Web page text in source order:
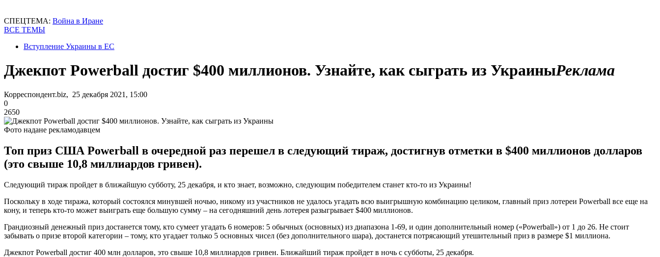
СПЕЦТЕМА: Война в Иране
ВСЕ ТЕМЫ
Вступление Украины в ЕС
Джекпот Powerball достиг $400 миллионов. Узнайте, как сыграть из УкраиныРеклама
Корреспондент.biz, 25 декабря 2021, 15:00
0
2650
Фото надане рекламодавцем
Топ приз США Powerball в очередной раз перешел в следующий тираж, достигнув отметки в $400 миллионов долларов
(это свыше 10,8 миллиардов гривен).
Следующий тираж пройдет в ближайшую субботу, 25 декабря, и кто знает, возможно, следующим победителем станет кто-то из Украины!
Поскольку в ходе тиража, который состоялся минувшей ночью, никому из участников не удалось угадать всю выигрышную комбинацию целиком, главный приз лотереи Powerball все еще на
кону, и теперь кто-то может выиграть еще большую сумму – на сегодняшний день лотерея разыгрывает $400 миллионов.
Грандиозный денежный приз достанется тому, кто сумеет угадать 6 номеров: 5 обычных (основных) из диапазона 1-69, и один дополнительный номер («Powerball») от 1 до 26. Не стоит
забывать о призе второй категории – тому, кто угадает только 5 основных чисел (без дополнительного шара), достанется потрясающий утешительный приз в размере $1 миллиона.
Джекпот Powerball достиг 400 млн долларов, это свыше 10,8 миллиардов гривен. Ближайший тираж пройдет в ночь с субботы, 25 декабря.